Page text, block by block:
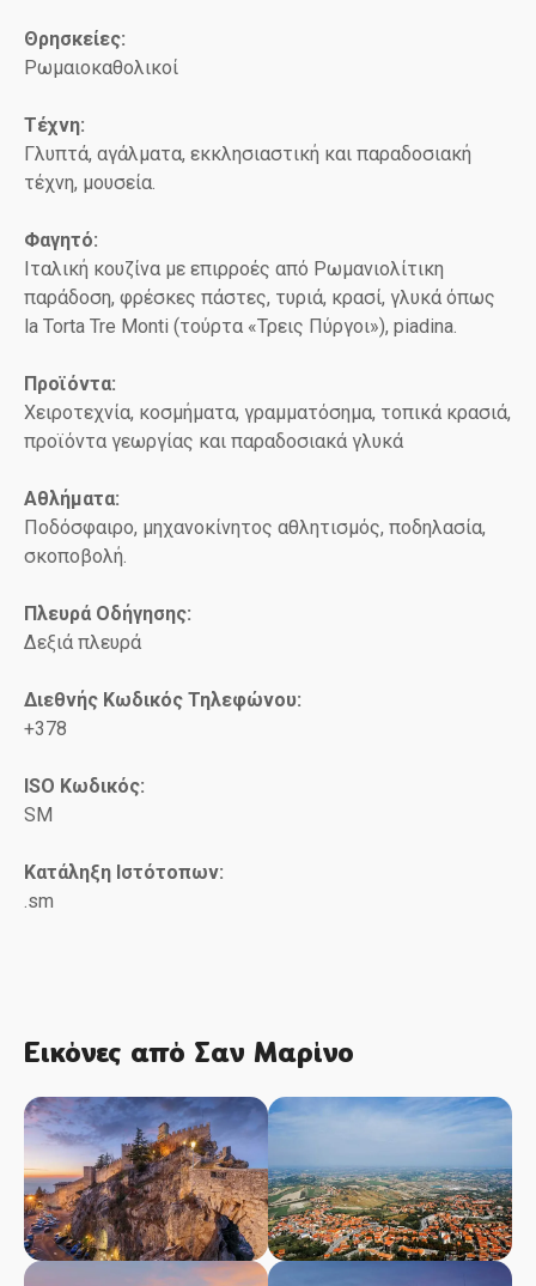
Θρησκείες:
Ρωμαιοκαθολικοί
Τέχνη:
Γλυπτά, αγάλματα, εκκλησιαστική και παραδοσιακή
τέχνη, μουσεία.
Φαγητό:
Ιταλική κουζίνα με επιρροές από Ρωμανιολίτικη
παράδοση, φρέσκες πάστες, τυριά, κρασί, γλυκά όπως
la Torta Tre Monti (τούρτα «Τρεις Πύργοι»), piadina.
Προϊόντα:
Χειροτεχνία, κοσμήματα, γραμματόσημα, τοπικά κρασιά,
προϊόντα γεωργίας και παραδοσιακά γλυκά
Αθλήματα:
Ποδόσφαιρο, μηχανοκίνητος αθλητισμός, ποδηλασία,
σκοποβολή.
Πλευρά Οδήγησης:
Δεξιά πλευρά
Διεθνής Κωδικός Τηλεφώνου:
+378
ISO Κωδικός:
SM
Κατάληξη Ιστότοπων:
.sm
Εικόνες από Σαν Μαρίνο